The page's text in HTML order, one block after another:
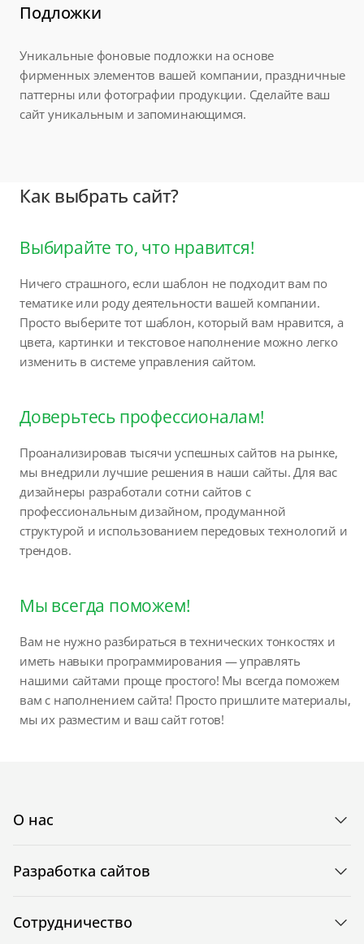
Подложки
Уникальные фоновые подложки на основе
фирменных элементов вашей компании, праздничные
паттерны или фотографии продукции. Сделайте ваш
сайт уникальным и запоминающимся.
Как выбрать сайт?
Выбирайте то, что нравится!
Ничего страшного, если шаблон не подходит вам по
тематике или роду деятельности вашей компании.
Просто выберите тот шаблон, который вам нравится, а
цвета, картинки и текстовое наполнение можно легко
изменить в системе управления сайтом.
Доверьтесь профессионалам!
Проанализировав тысячи успешных сайтов на рынке,
мы внедрили лучшие решения в наши сайты. Для вас
дизайнеры разработали сотни сайтов с
профессиональным дизайном, продуманной
структурой и использованием передовых технологий и
трендов.
Мы всегда поможем!
Вам не нужно разбираться в технических тонкостях и
иметь навыки программирования — управлять
нашими сайтами проще простого! Мы всегда поможем
вам с наполнением сайта! Просто пришлите материалы,
мы их разместим и ваш сайт готов!
О нас
Разработка сайтов
Сотрудничество